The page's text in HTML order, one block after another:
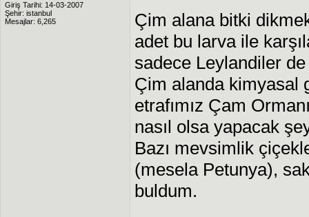
Giriş Tarihi: 14-03-2007
Şehir: istanbul
Mesajlar: 6,265
Çim alana bitki
adet bu larva ile
sadece Leylandiler
Çim alanda kimyasal
etrafımız Çam
nasıl olsa yapacak
Bazı mevsimlik
(mesela Petunya),
buldum.